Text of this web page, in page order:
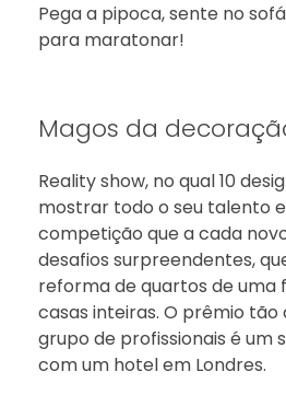
Pega a pipoca, sente no
para maratonar!
Magos da
Reality show, no qual 10
mostrar todo o seu talento
competição que a cada
desafios surpreendentes,
reforma de quartos de uma
casas inteiras. O prêmio
grupo de profissionais é um
com um hotel em Londres.